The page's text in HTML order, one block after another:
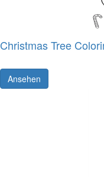
Christmas Tree
Ansehen